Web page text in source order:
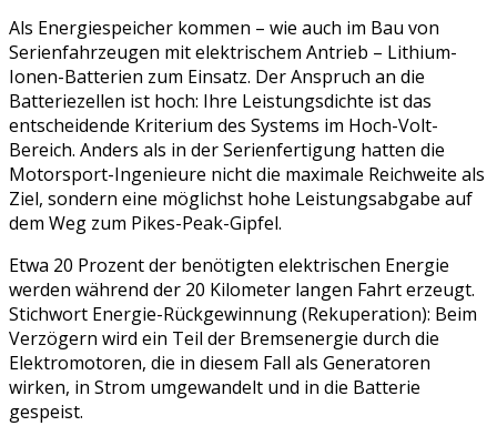
Als Energiespeicher kommen – wie auch im Bau von
Serienfahrzeugen mit elektrischem Antrieb – Lithium-
Ionen-Batterien zum Einsatz. Der Anspruch an die
Batteriezellen ist hoch: Ihre Leistungsdichte ist das
entscheidende Kriterium des Systems im Hoch-Volt-
Bereich. Anders als in der Serienfertigung hatten die
Motorsport-Ingenieure nicht die maximale Reichweite als
Ziel, sondern eine möglichst hohe Leistungsabgabe auf
dem Weg zum Pikes-Peak-Gipfel.
Etwa 20 Prozent der benötigten elektrischen Energie
werden während der 20 Kilometer langen Fahrt erzeugt.
Stichwort Energie-Rückgewinnung (Rekuperation): Beim
Verzögern wird ein Teil der Bremsenergie durch die
Elektromotoren, die in diesem Fall als Generatoren
wirken, in Strom umgewandelt und in die Batterie
gespeist.